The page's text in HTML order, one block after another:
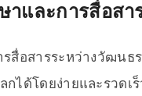
าและการสื่อส
สื่อสารระหว่างวัฒนธ
ได้โดยง่ายและรวดเ